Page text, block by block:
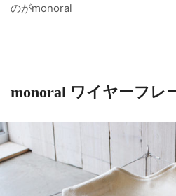
のがmonoral
monoral ワイヤーフレ